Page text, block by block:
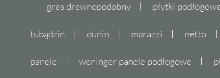
gres drewnopodobny płytki
tubądzin dunin marazzi netto
panele weninger panele podłogowe